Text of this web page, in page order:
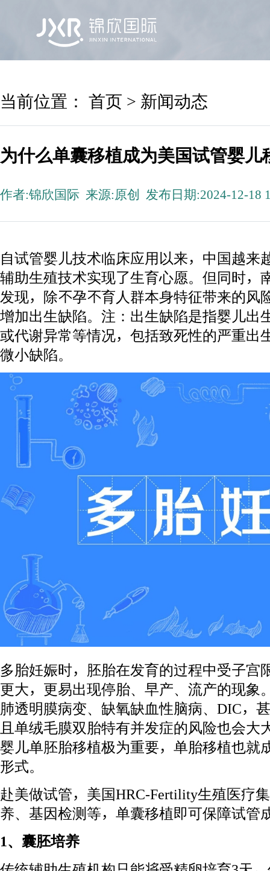
当前位置： 首页 > 新闻动态
为什么单囊移植成为美国试管婴儿
作者:锦欣国际 来源:原创 发布日期:2024-12-18
自试管婴儿技术临床应用以来，中国越来
辅助生殖技术实现了生育心愿。但同时，
发现，除不孕不育人群本身特征带来的风
增加出生缺陷。注：出生缺陷是指婴儿出
或代谢异常等情况，包括致死性的严重出
微小缺陷。
多胎妊娠时，胚胎在发育的过程中受子宫
更大，更易出现停胎、早产、流产的现象
肺透明膜病变、缺氧缺血性脑病、DIC，
且单绒毛膜双胎特有并发症的风险也会大
婴儿单胚胎移植极为重要，单胎移植也就
形式。
赴美做试管，美国HRC-Fertility生殖医疗
养、基因检测等，单囊移植即可保障试管
1、囊胚培养